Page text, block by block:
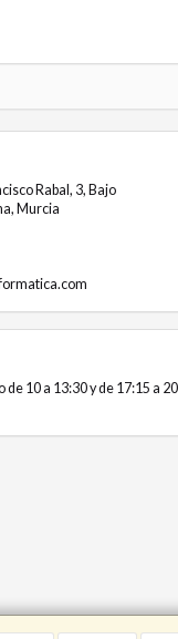
Rabal, 3, Bajo
, Murcia
de 10 a 13:30 y de 17:15 a